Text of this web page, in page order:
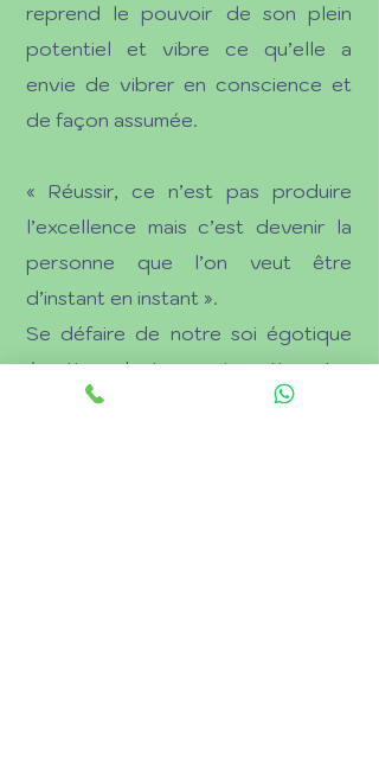
reprend le pouvoir de son plein
potentiel et vibre ce qu’elle a
envie de vibrer en conscience et
de façon assumée.
« Réussir, ce n’est pas produire
l’excellence mais c’est devenir la
personne que l’on veut être
d’instant en instant ».
Se défaire de notre soi égotique
émotionnel et oser investir notre
soi émotionnel de réalisation